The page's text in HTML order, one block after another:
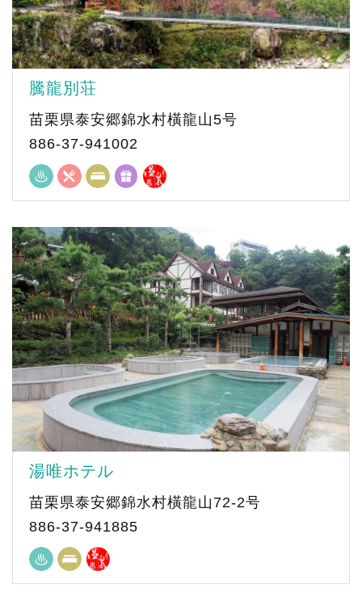
騰龍別荘
苗栗県泰安郷錦水村橫龍山5号
886-37-941002
湯唯ホテル
苗栗県泰安郷錦水村橫龍山72-2号
886-37-941885